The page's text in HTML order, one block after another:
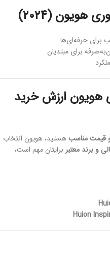
برای حرفه‌ای‌ها
برای مبتدیان
هویون ارزش خرید
قیمت مناسبهستید، هویون انتخاب
و برند معتبر برایتان مهم است،
Huion